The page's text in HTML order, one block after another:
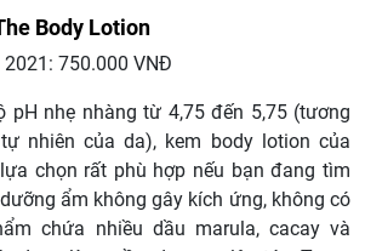
Body Lotion
750.000 VNĐ
pH nhẹ nhàng từ 4,75 đến 5,75 (tương
nhiên của da), kem body lotion của
chọn rất phù hợp nếu bạn đang tìm
ẩm không gây kích ứng, không có
chứa nhiều dầu marula, cacay và